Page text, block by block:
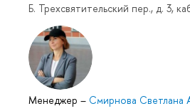
Б. Трехсвятительский пер., д. 3,
Менеджер – Смирнова Светлана